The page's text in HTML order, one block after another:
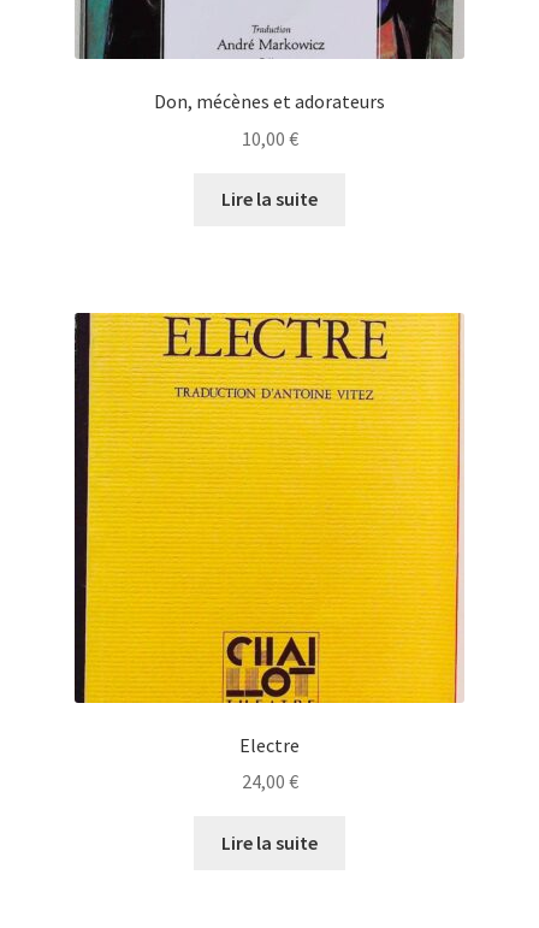
Don, mécènes et adorateurs
10,00 €
Lire la suite
Electre
24,00 €
Lire la suite